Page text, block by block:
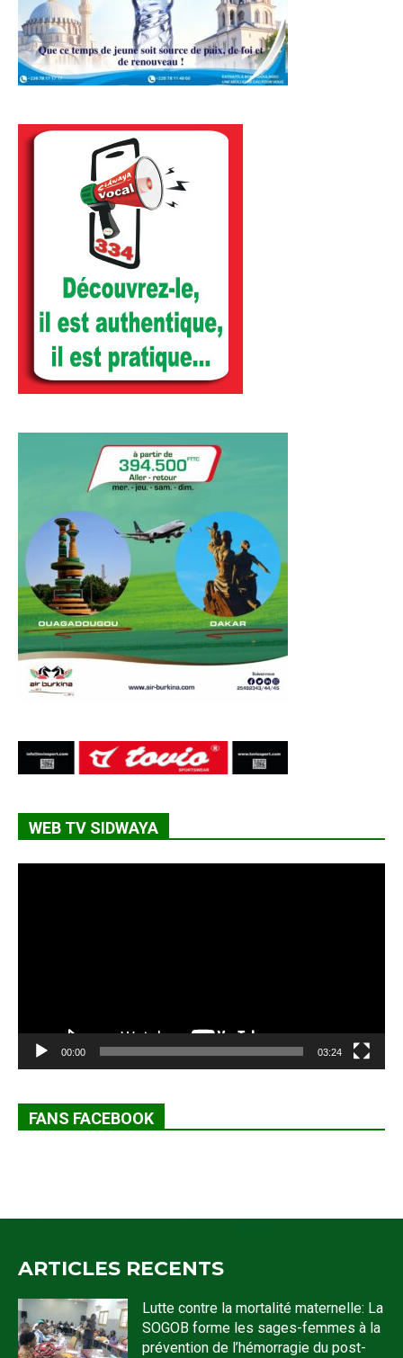
WEB TV SIDWAYA
00:00 03:24
FANS FACEBOOK
ARTICLES RECENTS
Lutte contre la mortalité maternelle: La
SOGOB forme les sages-femmes à la
prévention de l’hémorragie du post-